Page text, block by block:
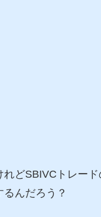
れどSBIVCトレー
んだろう？